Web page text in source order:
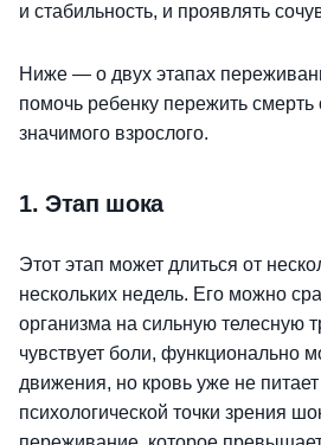
и стабильность, и проявлять
Ниже — о двух этапах
помочь ребенку пережить смерть
значимого взрослого.
1.Этап шока
Этот этап может длиться от
нескольких недель. Его можно
организма на сильную телесную
чувствует боли, функционально
движения, но кровь уже не
психологической точки зрения